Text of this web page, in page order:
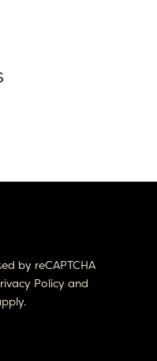
by reCAPTCHA
Policy and